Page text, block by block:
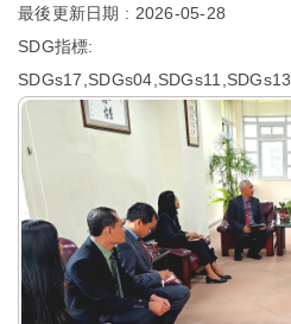
最後更新日期 : 2026-05-28
SDG指標:
SDGs17,SDGs04,SDGs11,SDGs13